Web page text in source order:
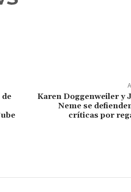
Karen Doggenweiler y
Neme se
críticas por